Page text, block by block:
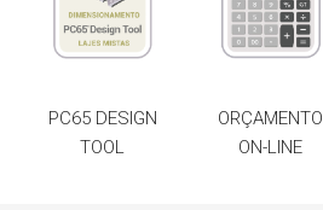
PC65 DESIGN
TOOL
ORÇAMENTO
ON-LINE